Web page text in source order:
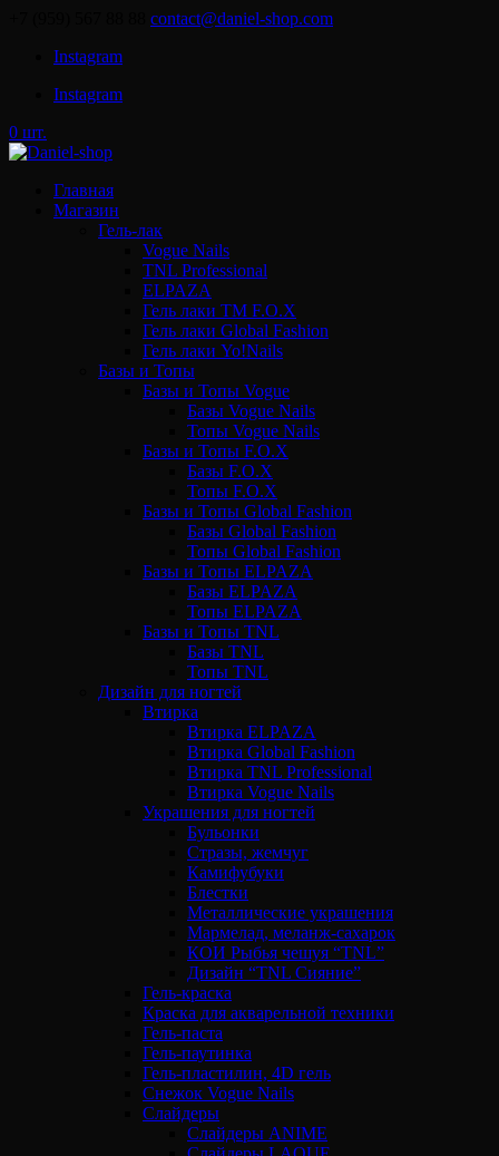
contact@daniel-shop.com
Instagram
Instagram
0 шт.
Главная
Магазин
Гель-лак
Vogue Nails
TNL Professional
ELPAZA
Гель лаки ТМ F.O.X
Гель лаки Global Fashion
Гель лаки Yo!Nails
Базы и Топы
Базы и Топы Vogue
Базы Vogue Nails
Топы Vogue Nails
Базы и Топы F.O.X
Базы F.O.X
Топы F.O.X
Базы и Топы Global Fashion
Базы Global Fashion
Топы Global Fashion
Базы и Топы ELPAZA
Базы ELPAZA
Топы ELPAZA
Базы и Топы TNL
Базы TNL
Топы TNL
Дизайн для ногтей
Втирка
Втирка ELPAZA
Втирка Global Fashion
Втирка TNL Professional
Втирка Vogue Nails
Украшения для ногтей
Бульонки
Стразы, жемчуг
Камифубуки
Блестки
Металлические украшения
Мармелад, меланж-сахарок
КОИ Рыбья чешуя “TNL”
Дизайн “TNL Сияние”
Гель-краска
Краска для акварельной техники
Гель-паста
Гель-паутинка
Гель-пластилин, 4D гель
Снежок Vogue Nails
Слайдеры
Слайдеры ANIME